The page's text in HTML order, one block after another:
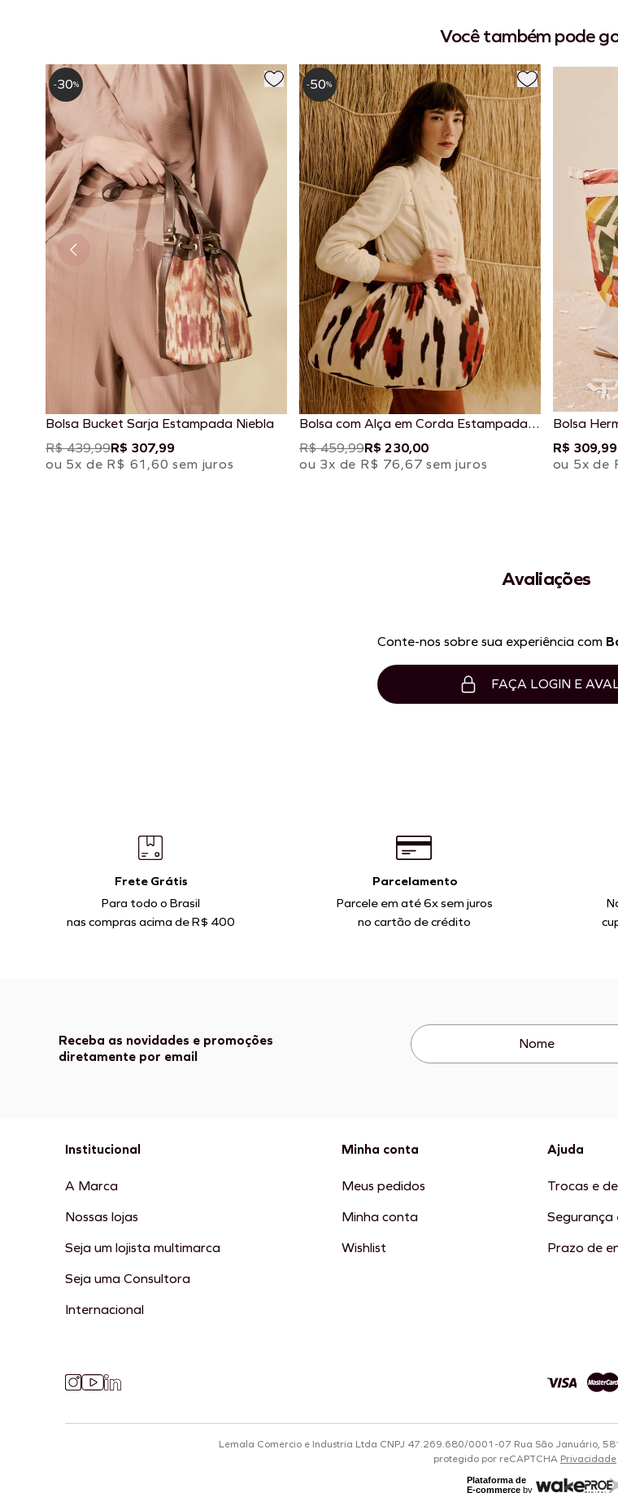
Você também pode
Bolsa Bucket Sarja Estampada Niebla
R$ 439,99R$ 307,99
ou 5x de R$ 61,60 sem juros
-30%
Bolsa com Alça em Corda Estampada
Chimu Off
R$ 459,99R$ 230,00
ou 3x de R$ 76,67 sem juros
-50%
Bolsa
R$ 309,99
ou 5x de
Avaliações
Conte-nos sobre sua experiência com
FAÇA LOGIN E
Frete Grátis
Para todo o Brasil
nas compras acima de R$ 400
Parcelamento
Parcele em até 6x sem juros
no cartão de crédito
Receba as novidades e promoções
diretamente por email
Institucional
A Marca
Nossas lojas
Seja um lojista multimarca
Seja uma Consultora
Internacional
Minha conta
Meus pedidos
Minha conta
Wishlist
Ajuda
Trocas e
Segurança
Prazo de
Lemala Comercio e Industria Ltda CNPJ 47.269.680/0001-07 Rua São Januário,
protegido por reCAPTCHA Privacidade
Plataforma de
E-commerceby